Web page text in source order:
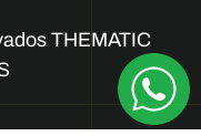
THEMATIC